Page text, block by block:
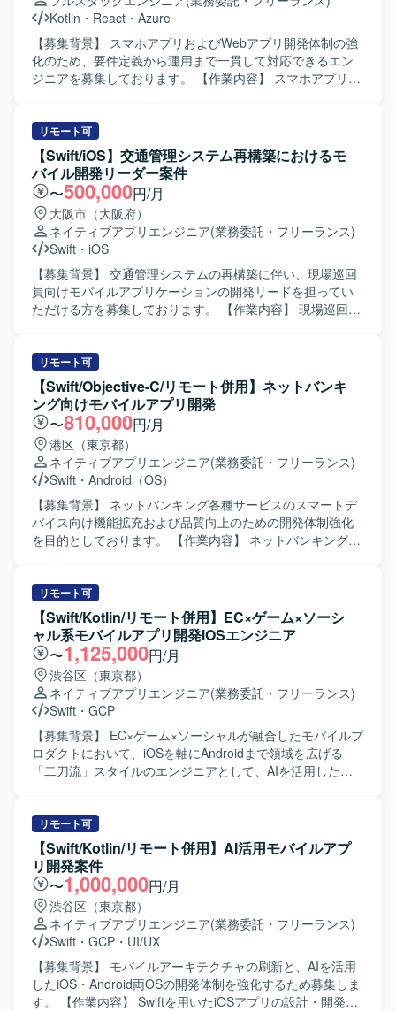
Kotlin ・ React ・ Azure
【募集背景】 スマホアプリおよびWebアプリ開発体制の強
化のため、要件定義から運用まで一貫して対応できるエン
ジニアを募集しております。 【作業内容】 スマホアプリ
後の運用まで一連の工程をご担当いただきます。フルスタ
ックに対応しつつ、バイブコーディングやAI駆動開発を活
用しながら、主体的に開発を推進していただきます。 【求
める人物像】 モバイルアプリとWebアプリの両方に興味を
持ち、自ら学びながら新しい開発手法を取り入れていける
方を求めております。関係者とのコミュニケーションを大
切にし、お客様との対話を通じて要件を整理しながら開発
を進められる方が望ましいです。 【ポジションの魅力】 モ
バイルアプリとWebアプリを横断しつつ、フルスタックに
開発経験を積むことができます。AI駆動開発やバイブコー
ディングなど新しい開発スタイルに触れながら、要件定義
Android（Kotlin）、iOS（Swift）、Webアプリ（React,
Node.js）、クラウド環境（Azure）、CI/CD環境などを組み
合わせたモダンな開発環境を予定しております。
リモート可
【Swift/iOS】交通管理システム再構築におけるモ
バイル開発リーダー案件
〜500,000円/月
大阪市（大阪府）
ネイティブアプリエンジニア(業務委託・フリーランス)
Swift ・ iOS
【募集背景】 交通管理システムの再構築に伴い、現場巡回
員向けモバイルアプリケーションの開発リードを担ってい
ただける方を募集しております。 【作業内容】 現場巡回員
開発方針の整理、仕様調整や技術課題の整理、レビュー対
応などを実施していただきます。また、開発メンバーへの
技術的なリードを行い、後続の詳細設計、製造、テスト工
程まで一貫して対応していただきます。アプリでは点検情
報登録、交通状況入力、写真登録、現場報告などの機能を
想定しております。 【求める人物像】 モバイルアプリ開発
において主体的に設計方針や開発方針を整理し、関係者と
円滑にコミュニケーションを取りながら仕様調整や技術課
題整理を推進できる方を求めております。開発メンバーを
技術面からリードしつつ、品質や生産性の向上に意欲的に
取り組んでいただける方が望ましいです。 【ポジションの
後続工程まで広く関わっていただけます。業務系モバイル
アプリや位置情報・写真登録などの機能を通じて、現場業
務の効率化や安全性向上に貢献できる点が魅力です。今
後、AI開発支援ツールを活用した開発手法の検討にも関与
いただける可能性があります。 【開発環境】
iOS（iPhone）向けアプリケーション開発環境を想定してお
り、Swiftを用いた開発を行います。バックエンドではJava
／Spring Boot、フロントエンドではReact等の技術スタッ
クと連携する想定です。また、AI開発支援ツールの活用を
検討している環境です。
リモート可
【Swift/Objective-C/リモート併用】ネットバンキ
ング向けモバイルアプリ開発
〜810,000円/月
港区（東京都）
ネイティブアプリエンジニア(業務委託・フリーランス)
Swift ・ Android（OS）
【募集背景】 ネットバンキング各種サービスのスマートデ
バイス向け機能拡充および品質向上のための開発体制強化
を目的としております。 【作業内容】 ネットバンキング各
装、テストまで一連の工程をご担当いただきます。また、
開発に関連する各種ドキュメントの作成も実施いただきま
す。 【求める人物像】 モバイルアプリ開発において主体的
に設計から実装、テストまで対応できる方を求めておりま
す。関係者とコミュニケーションを取りながら、品質とユ
ーザビリティを意識した開発ができる方を歓迎いたしま
す。 【ポジションの魅力】 金融系ネットバンキングサービ
スの開発に関わることで、大規模なユーザーを持つサービ
スのモバイルアプリ開発経験を積むことができます。
iOS/Androidいずれかの専門性を活かしつつ、金融ドメイン
の知見も深めていただけます。 【開発環境】 iOS/Android
リモート可
【Swift/Kotlin/リモート併用】EC×ゲーム×ソーシ
ャル系モバイルアプリ開発iOSエンジニア
〜1,125,000円/月
渋谷区（東京都）
ネイティブアプリエンジニア(業務委託・フリーランス)
Swift ・ GCP
【募集背景】 EC×ゲーム×ソーシャルが融合したモバイルプ
ロダクトにおいて、iOSを軸にAndroidまで領域を広げる
「二刀流」スタイルのエンジニアとして、AIを活用した開
QA）に加わり、仕様検討からリリース・効果分析まで一貫
してご担当いただきます。Swiftを用いたiOSアプリの設計・
開発・保守・運用を中心に、SwiftUIによるUI実装やアーキ
テクチャ設計を含めた実装・運用全般を担っていただきま
す。あわせて、Kotlinを用いたAndroidアプリ開発にも関与
し、Jetpack ComposeによるUI実装など、iOS側の知見を活
かした両OSでの開発を行っていただきます。Claudeなどの
AIツールを活用しながら実装計画の策定、コード生成、レ
ビューの効率化を進め、モバイルアーキテクチャの設計や
ドメイン分離による開発並列性向上に向けた刷新を推進し
ていただきます。また、PdM・デザイナーと連携しつつ、
リモート可
【Swift/Kotlin/リモート併用】AI活用モバイルアプ
リ開発案件
〜1,000,000円/月
渋谷区（東京都）
ネイティブアプリエンジニア(業務委託・フリーランス)
Swift ・ GCP ・ UI/UX
【募集背景】 モバイルアーキテクチャの刷新と、AIを活用
したiOS・Android両OSの開発体制を強化するため募集しま
す。 【作業内容】 Swiftを用いたiOSアプリの設計・開発・